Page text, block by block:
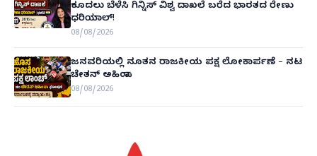
ಕೂದಲು ಬೆಳೆಸಿ ಗಿನ್ನಿಸ್ ವಿಶ್ವ ದಾಖಲೆ ಬರೆದ ಭಾರತದ ರೇಣು
ಧರಿಯಾಲ್!
08/08/2026
ಜನವರಿಯಲ್ಲಿ ನೂತನ ರಾಜಕೀಯ ಪಕ್ಷ ಲೋಕಾರ್ಪಣೆ – ನಟ
ಚೇತನ್ ಅಹಿಂಸಾ
08/08/2026